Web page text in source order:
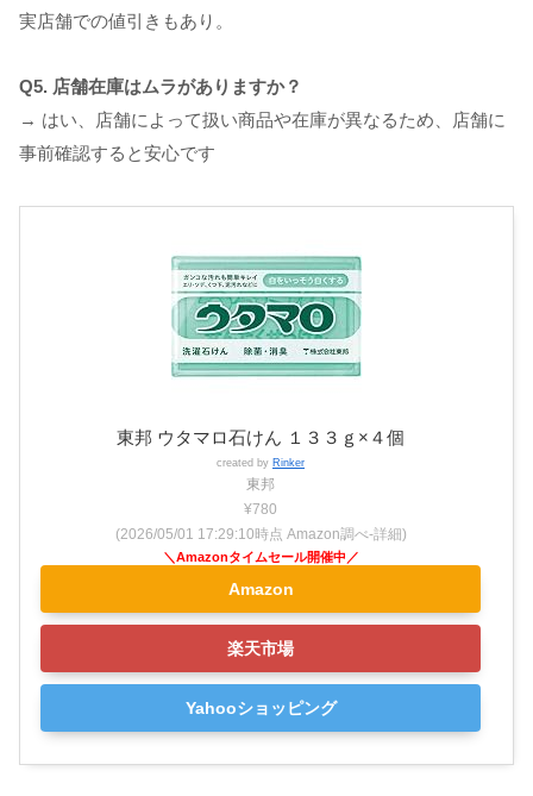
実店舗での値引きもあり。
Q5. 店舗在庫はムラがありますか？
→ はい、店舗によって扱い商品や在庫が異なるため、店舗に
事前確認すると安心です
東邦 ウタマロ石けん １３３ｇ×４個
created by Rinker
東邦
¥780
(2026/05/01 17:29:10時点 Amazon調べ-詳細)
Amazon
楽天市場
Yahooショッピング